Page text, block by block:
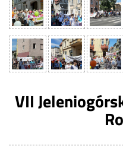
VII